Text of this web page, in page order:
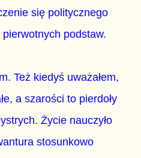
się politycznego
podstaw.
Też kiedyś uważałem,
a szarości to pierdoły
Życie nauczyło
stosunkowo